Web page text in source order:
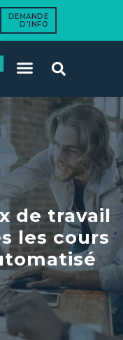
DEMANDE
D'INFO
de travail
les cours